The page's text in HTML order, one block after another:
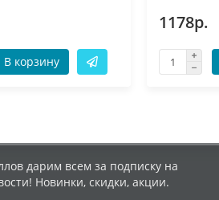
В корзину
1178р.
дарим всем за подписку на
Новинки, скидки, акции.